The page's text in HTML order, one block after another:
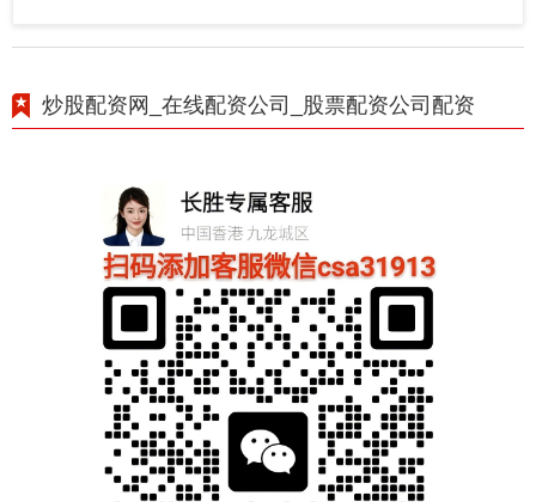
炒股配资网_在线配资公司_股票配资公司配资